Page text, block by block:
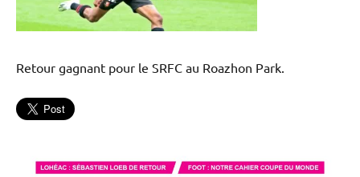
Retour gagnant pour le SRFC au Roazhon Park.